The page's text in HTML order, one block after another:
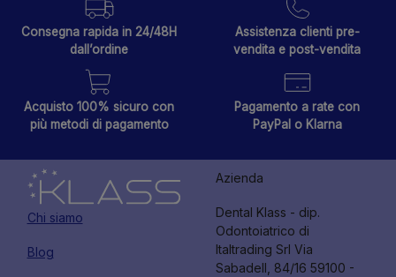
Consegna rapida in 24/48H
dall’ordine
Assistenza clienti pre-
vendita e post-vendita
Acquisto 100% sicuro con
più metodi di pagamento
Pagamento a rate con
PayPal o Klarna
Chi siamo
Blog
Azienda
Dental Klass - dip.
Odontoiatrico di
Italtrading Srl Via
Sabadell, 84/16 59100 -